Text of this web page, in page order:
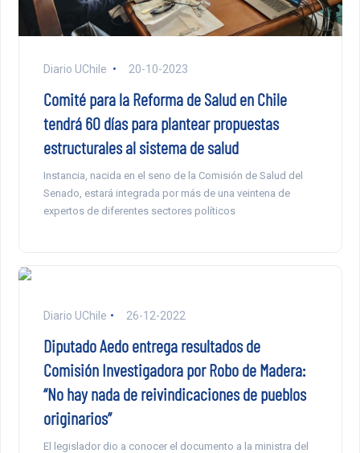
Diario UChile 20-10-2023
Comité para la Reforma de Salud en Chile
tendrá 60 días para plantear propuestas
estructurales al sistema de salud
Instancia, nacida en el seno de la Comisión de Salud del
Senado, estará integrada por más de una veintena de
expertos de diferentes sectores políticos
Diario UChile 26-12-2022
Diputado Aedo entrega resultados de
Comisión Investigadora por Robo de Madera:
“No hay nada de reivindicaciones de pueblos
originarios”
El legislador dio a conocer el documento a la ministra del